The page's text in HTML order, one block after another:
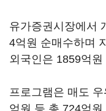
유가증권시장에서
4억원 순매수하며
외국인은 1859억
프로그램은 매도
억원 등 총 724억